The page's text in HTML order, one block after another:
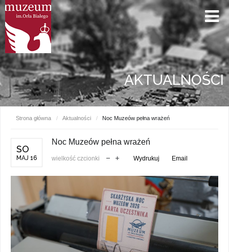
AKTUALNOŚCI
Strona główna / Aktualności / Noc Muzeów pełna wrażeń
SO
MAJ 16
Noc Muzeów pełna wrażeń
wielkość czcionki Wydrukuj Email